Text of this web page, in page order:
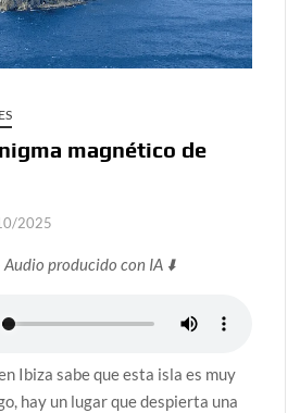
de Patria Boba a Colombia
con seres de otros planos o
magnético de
2025
producido con IA ⬇️
Ibiza sabe que esta isla es muy
hay un lugar que despierta una